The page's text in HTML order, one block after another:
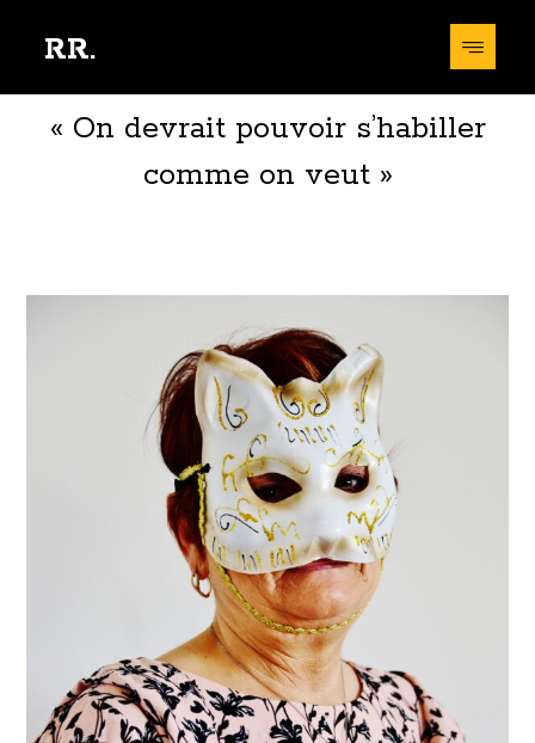
RR.
« On devrait pouvoir s’habiller
comme on veut »